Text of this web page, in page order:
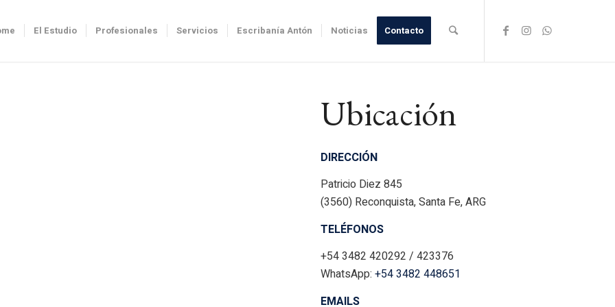
El Estudio Profesionales Servicios Escribanía Antón Noticias Contacto
Ubicación
DIRECCIÓN
Patricio Diez 845
(3560) Reconquista, Santa Fe, ARG
TELÉFONOS
+54 3482 420292 / 423376
WhatsApp:+54 3482 448651
EMAILS